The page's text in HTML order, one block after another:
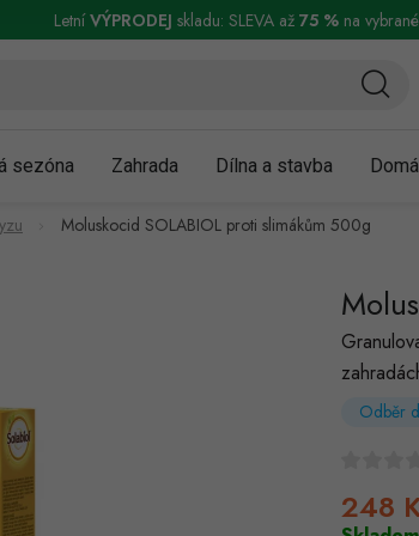
a reklamace Podmínky ochrany osobních údajů
LetníVÝPRODEJ skladu: SLEVA až 75 %na
sezóna Zahrada Dílna a stavba
Moluskocid SOLABIOL proti slimákům 500g
Odběr
248